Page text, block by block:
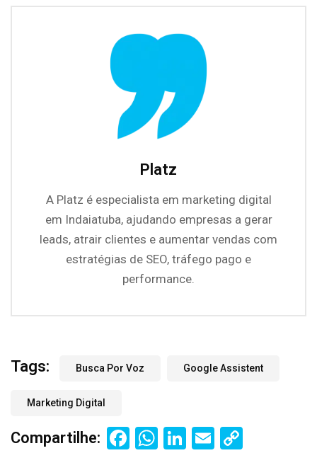
Platz
A Platz é especialista em marketing digital
em Indaiatuba, ajudando empresas a gerar
leads, atrair clientes e aumentar vendas com
estratégias de SEO, tráfego pago e
performance.
Tags: Busca Por Voz Google Assistent
Marketing Digital
Compartilhe: Facebook
WhatsApp
LinkedIn
Email